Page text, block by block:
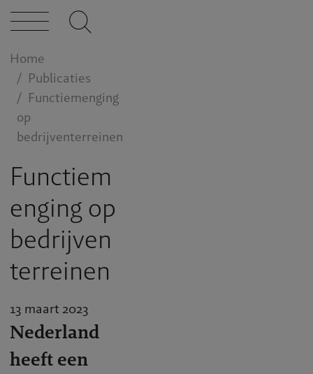
Home
Publicaties
Functiemenging
op
bedrijventerreinen
Functiem
enging op
bedrijven
terreinen
13 maart 2023
Nederland
heeft een